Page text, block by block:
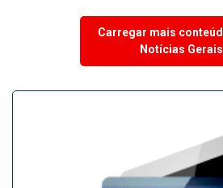
Carregar mais
Notícias Gerais